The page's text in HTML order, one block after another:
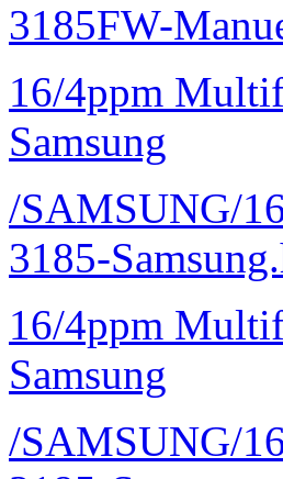
3185FW-
16/4ppm
Samsung
/SAMSUNG/
3185-
16/4ppm
Samsung
/SAMSUNG/